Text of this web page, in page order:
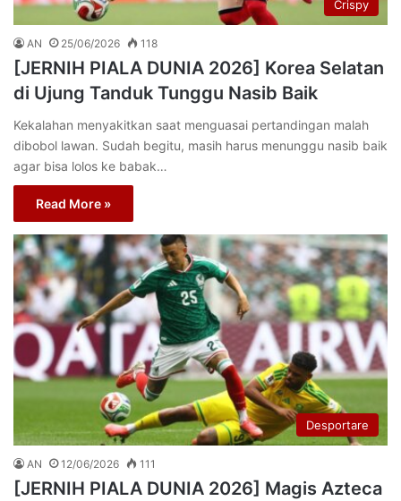
Crispy
AN 25/06/2026 118
[JERNIH PIALA DUNIA 2026] Korea Selatan
di Ujung Tanduk Tunggu Nasib Baik
Kekalahan menyakitkan saat menguasai pertandingan malah
dibobol lawan. Sudah begitu, masih harus menunggu nasib baik
agar bisa lolos ke babak…
Read More »
Desportare
AN 12/06/2026 111
[JERNIH PIALA DUNIA 2026] Magis Azteca